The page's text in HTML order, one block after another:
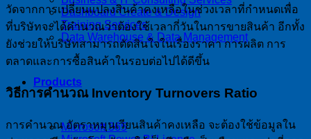
Dashboard Create & Design
Training Services
Data Warehouse & Data Management
Products
Microsoft 365
วัดจากการเปลี่ยนแปลงสินค้าคงเหลือในช่วงเวลาที่กำหนดเพื่อ
ที่บริษัทจะได้คำนวณว่าต้องใช้เวลากี่วันในการขายสินค้า อีกทั้ง
ยังช่วยให้บริษัทสามารถตัดสินใจในเรื่องราคา การผลิต การ
ตลาดและการซื้อสินค้าในรอบต่อไปได้ดีขึ้น
วิธีการคำนวณ Inventory Turnovers Ratio
การคำนวณ อัตราหมุนเวียนสินค้าคงเหลือ จะต้องใช้ข้อมูลใน